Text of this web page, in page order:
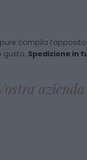
compila l’apposito
gusto. Spedizione in